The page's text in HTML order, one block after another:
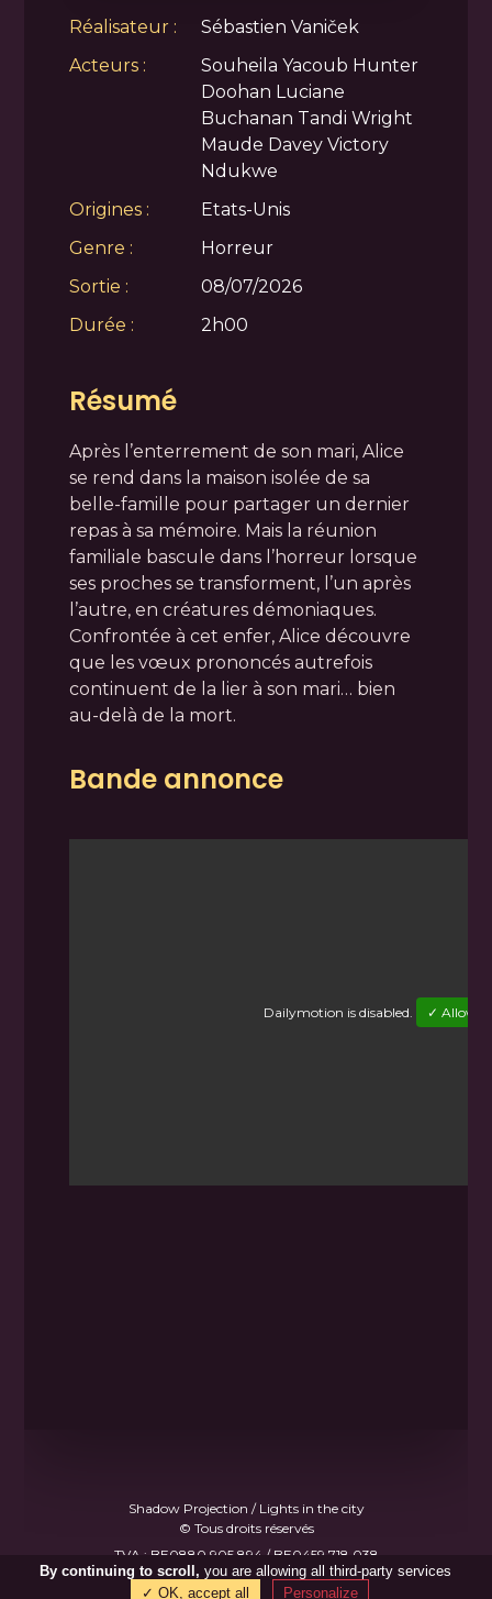
Réalisateur :
Sébastien Vaniček
Acteurs :
Souheila Yacoub Hunter
Doohan Luciane
Buchanan Tandi Wright
Maude Davey Victory
Ndukwe
Origines :
Etats-Unis
Genre :
Horreur
Sortie :
08/07/2026
Durée :
2h00
Résumé
Après l’enterrement de son mari, Alice
se rend dans la maison isolée de sa
belle-famille pour partager un dernier
repas à sa mémoire. Mais la réunion
familiale bascule dans l’horreur lorsque
ses proches se transforment, l’un après
l’autre, en créatures démoniaques.
Confrontée à cet enfer, Alice découvre
que les vœux prononcés autrefois
continuent de la lier à son mari… bien
au-delà de la mort.
Bande annonce
Dailymotion is disabled. ✓ Allow
Shadow Projection / Lights in the city
© Tous droits réservés
TVA : BE0880.905.894 / BE0459.718.038
Made with♥byB.Gee
By continuing to scroll, you are allowing all third-party services
✓ OK, accept all
Personalize